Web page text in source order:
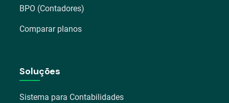
BPO (Contadores)
Comparar planos
Soluções
Sistema para Contabilidades